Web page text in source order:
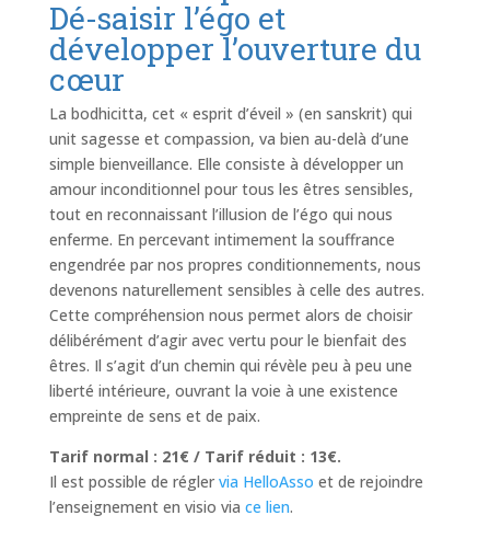
Dé-saisir l’égo et
développer l’ouverture du
cœur
La bodhicitta, cet « esprit d’éveil » (en sanskrit) qui
unit sagesse et compassion, va bien au-delà d’une
simple bienveillance. Elle consiste à développer un
amour inconditionnel pour tous les êtres sensibles,
tout en reconnaissant l’illusion de l’égo qui nous
enferme. En percevant intimement la souffrance
engendrée par nos propres conditionnements, nous
devenons naturellement sensibles à celle des autres.
Cette compréhension nous permet alors de choisir
délibérément d’agir avec vertu pour le bienfait des
êtres. Il s’agit d’un chemin qui révèle peu à peu une
liberté intérieure, ouvrant la voie à une existence
empreinte de sens et de paix.
Tarif normal : 21€ / Tarif réduit : 13€.
Il est possible de régler via HelloAsso et de rejoindre
l’enseignement en visio via ce lien.